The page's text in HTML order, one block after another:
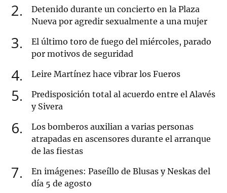
2
Detenido durante un concierto en la Plaza
Nueva por agredir sexualmente a una mujer
3
El último toro de fuego del miércoles, parado
por motivos de seguridad
4 Leire Martínez hace vibrar los Fueros
5
Predisposición total al acuerdo entre el Alavés
y Sivera
6
Los bomberos auxilian a varias personas
atrapadas en ascensores durante el arranque
de las fiestas
7
En imágenes: Paseíllo de Blusas y Neskas del
día 5 de agosto